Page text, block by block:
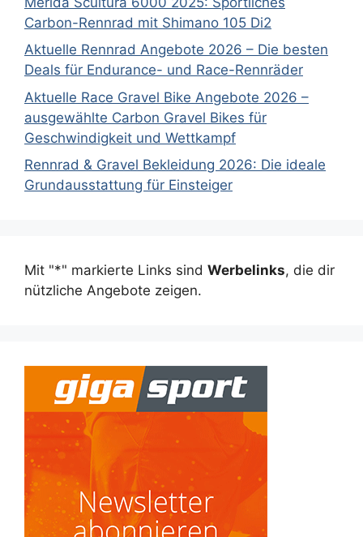
Carbon-Rennrad mit Shimano 105 Di2
Aktuelle Rennrad Angebote 2026 – Die besten
Deals für Endurance- und Race-Rennräder
Aktuelle Race Gravel Bike Angebote 2026 –
ausgewählte Carbon Gravel Bikes für
Geschwindigkeit und Wettkampf
Rennrad & Gravel Bekleidung 2026: Die ideale
Grundausstattung für Einsteiger
Mit "*" markierte Links sind Werbelinks, die dir
nützliche Angebote zeigen.